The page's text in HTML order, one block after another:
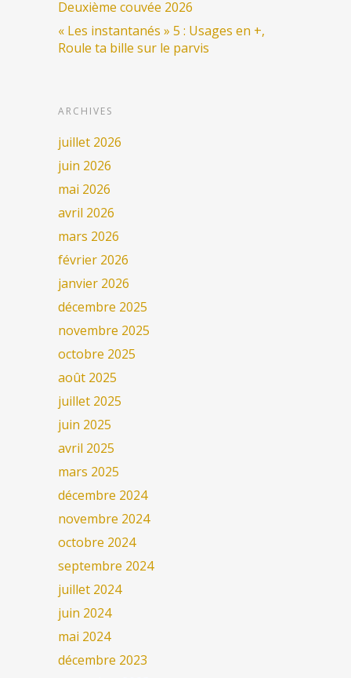
Deuxième couvée 2026
« Les instantanés » 5 : Usages en +,
Roule ta bille sur le parvis
ARCHIVES
juillet 2026
juin 2026
mai 2026
avril 2026
mars 2026
février 2026
janvier 2026
décembre 2025
novembre 2025
octobre 2025
août 2025
juillet 2025
juin 2025
avril 2025
mars 2025
décembre 2024
novembre 2024
octobre 2024
septembre 2024
juillet 2024
juin 2024
mai 2024
décembre 2023